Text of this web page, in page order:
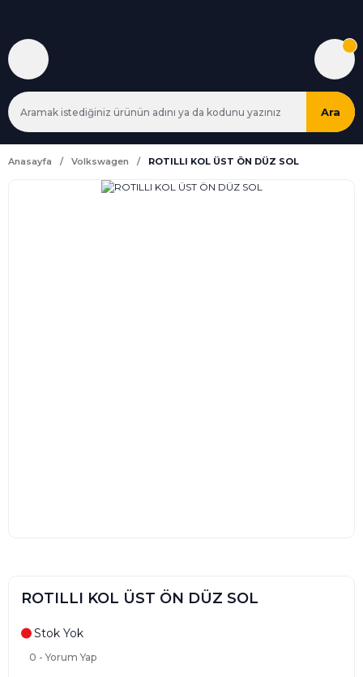
Ara
Anasayfa Volkswagen ROTILLI KOL ÜST ÖN DÜZ SOL
ROTILLI KOL ÜST ÖN DÜZ SOL
Stok Yok
0 - Yorum Yap